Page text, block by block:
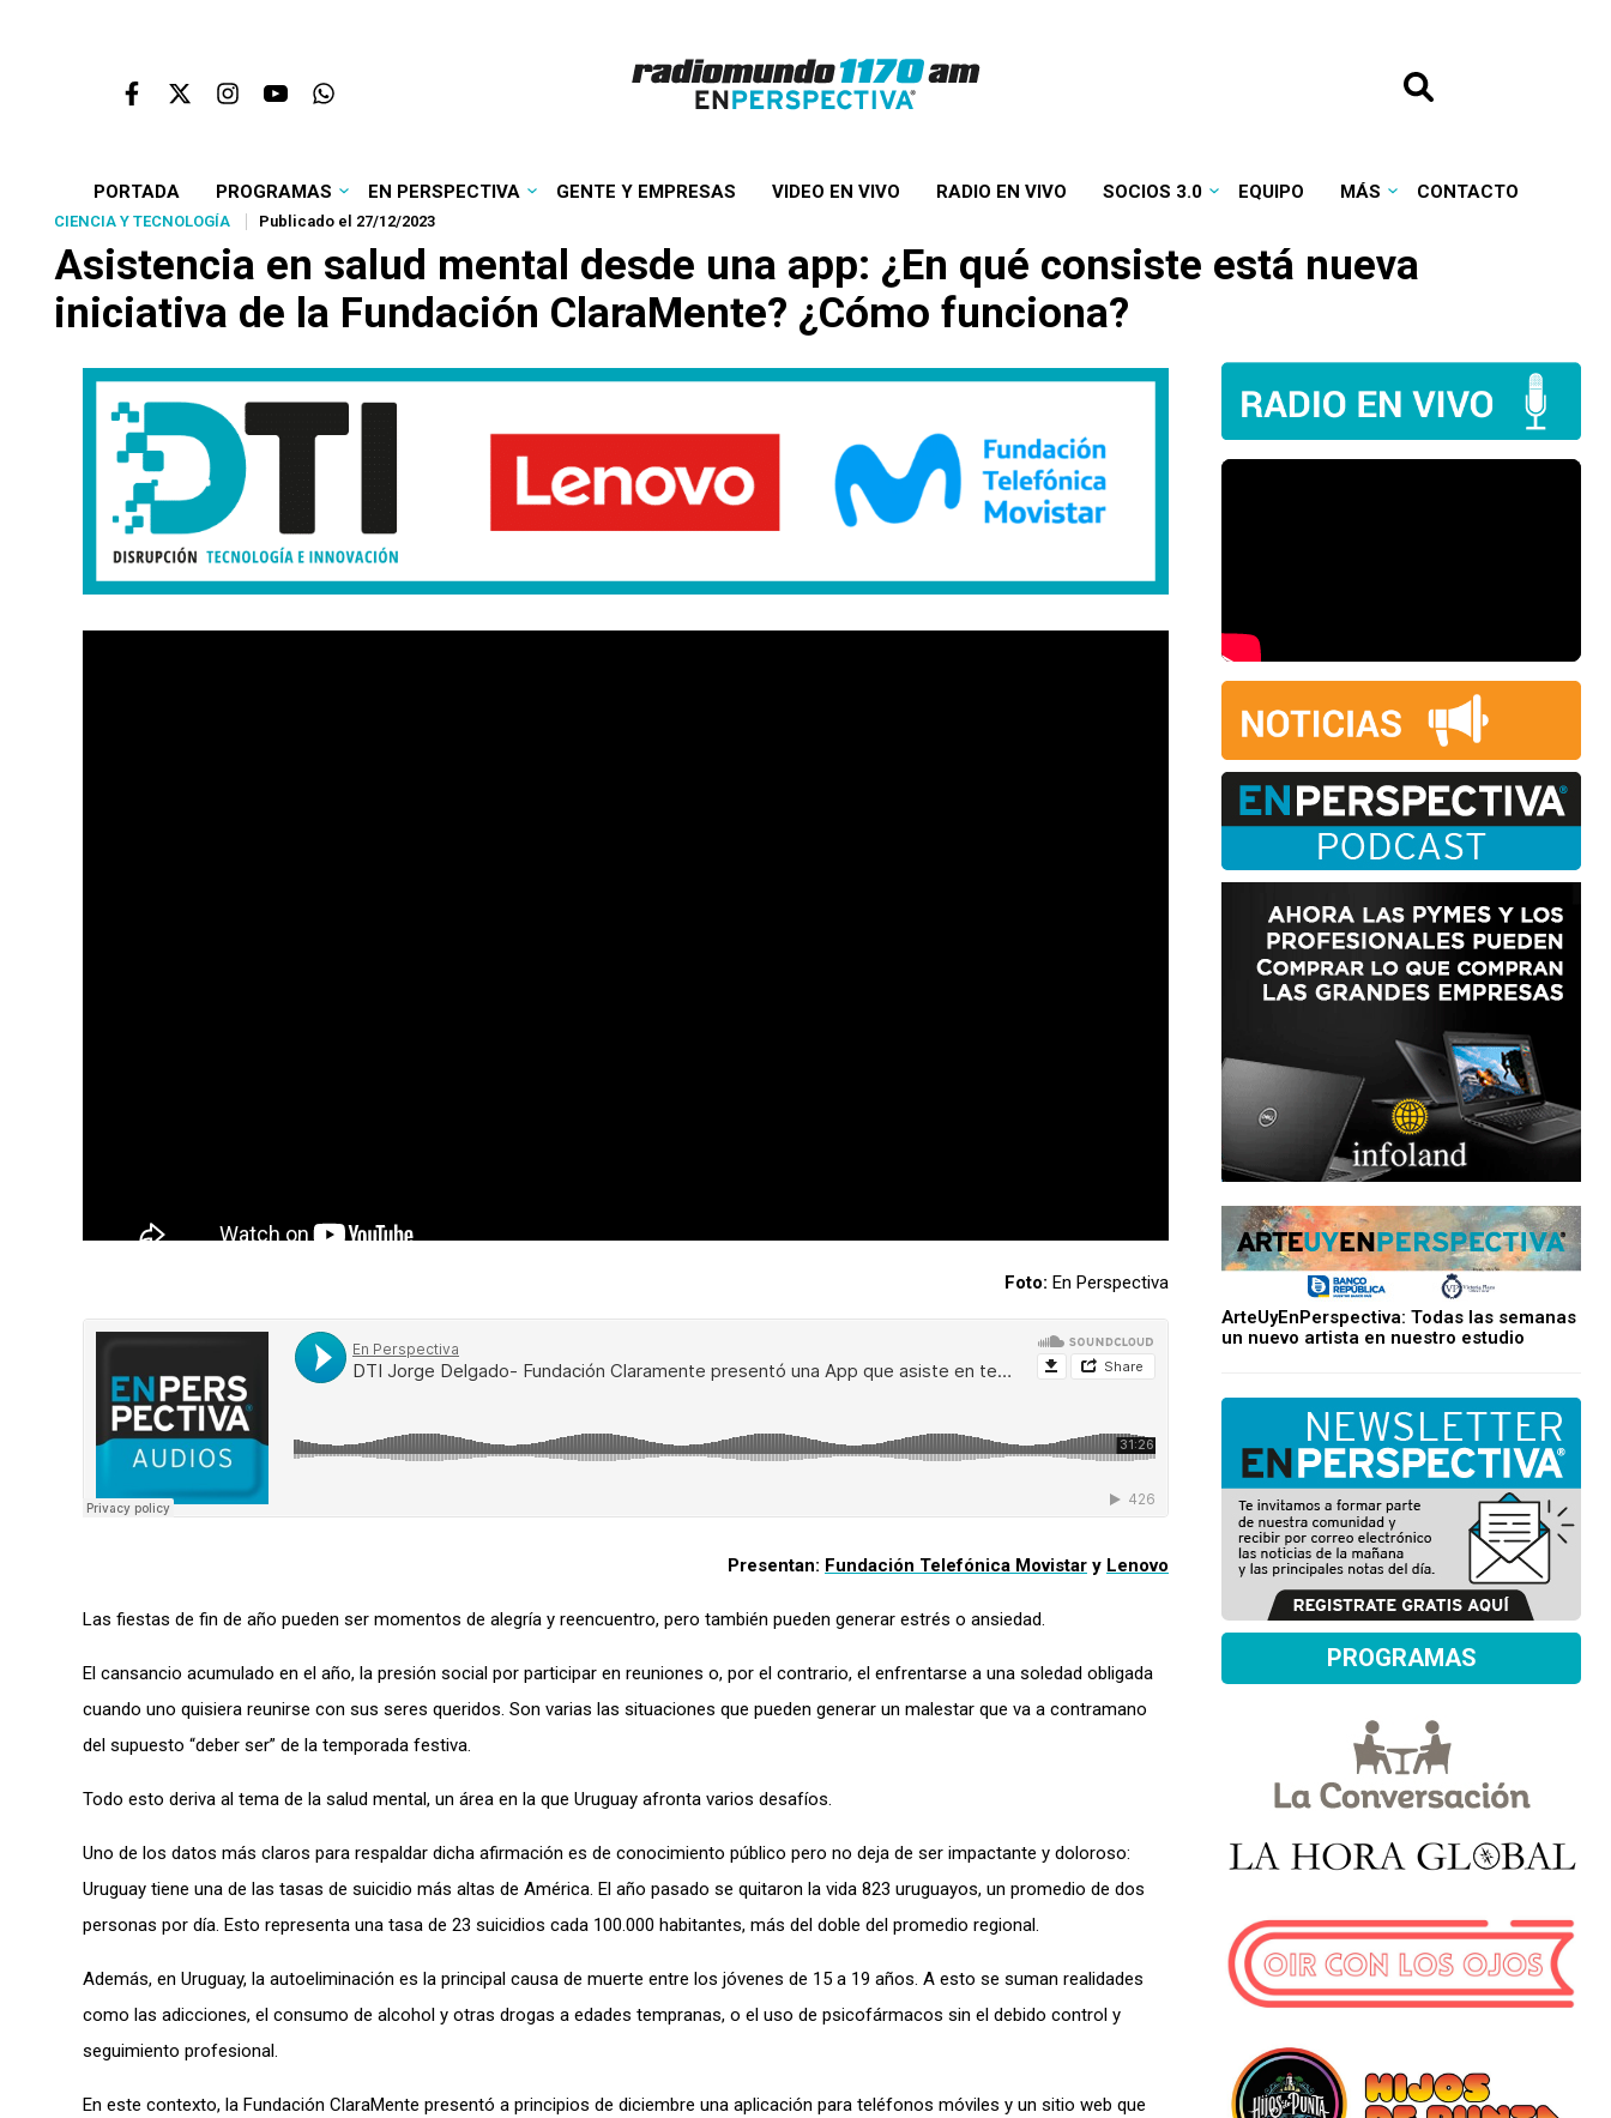
PORTADA PROGRAMAS EN PERSPECTIVA GENTE Y EMPRESAS VIDEO EN VIVO RADIO EN VIVO SOCIOS 3.0 EQUIPO MÁS CONTACTO
CIENCIA Y TECNOLOGÍA Publicado el 27/12/2023
Asistencia en salud mental desde una app: ¿En qué consiste está nueva
iniciativa de la Fundación ClaraMente? ¿Cómo funciona?
Foto: En Perspectiva
Presentan: Fundación Telefónica Movistar y Lenovo
Las fiestas de fin de año pueden ser momentos de alegría y reencuentro, pero también pueden generar estrés o ansiedad.
El cansancio acumulado en el año, la presión social por participar en reuniones o, por el contrario, el enfrentarse a una soledad obligada
cuando uno quisiera reunirse con sus seres queridos. Son varias las situaciones que pueden generar un malestar que va a contramano
del supuesto “deber ser” de la temporada festiva.
Todo esto deriva al tema de la salud mental, un área en la que Uruguay afronta varios desafíos.
Uno de los datos más claros para respaldar dicha afirmación es de conocimiento público pero no deja de ser impactante y doloroso:
Uruguay tiene una de las tasas de suicidio más altas de América. El año pasado se quitaron la vida 823 uruguayos, un promedio de dos
personas por día. Esto representa una tasa de 23 suicidios cada 100.000 habitantes, más del doble del promedio regional.
Además, en Uruguay, la autoeliminación es la principal causa de muerte entre los jóvenes de 15 a 19 años. A esto se suman realidades
como las adicciones, el consumo de alcohol y otras drogas a edades tempranas, o el uso de psicofármacos sin el debido control y
seguimiento profesional.
En este contexto, la Fundación ClaraMente presentó a principios de diciembre una aplicación para teléfonos móviles y un sitio web que
ArteUyEnPerspectiva: Todas las semanas
un nuevo artista en nuestro estudio
PROGRAMAS